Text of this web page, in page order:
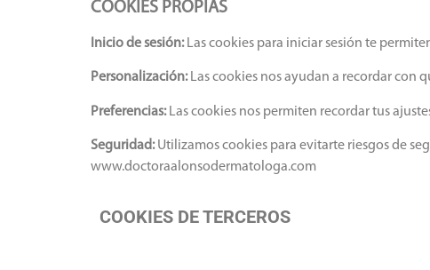
COOKIES PROPIAS
Inicio de sesión:Las cookies para iniciar sesión te
Personalización:Las cookies nos ayudan a recordar con
Preferencias:Las cookies nos permiten recordar tus
Seguridad:Utilizamos cookies para evitarte riesgos de
www.doctoraalonsodermatologa.com
COOKIES DE TERCEROS